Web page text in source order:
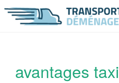
avantages taxi